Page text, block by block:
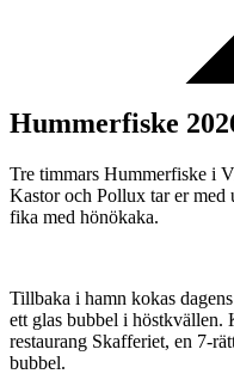
Hummerfiske
Tre timmars Hummerfiske i
Kastor och Pollux tar er med
fika med hönökaka.
Tillbaka i hamn kokas
ett glas bubbel i höstkvällen.
restaurang Skafferiet, en 7-
bubbel.